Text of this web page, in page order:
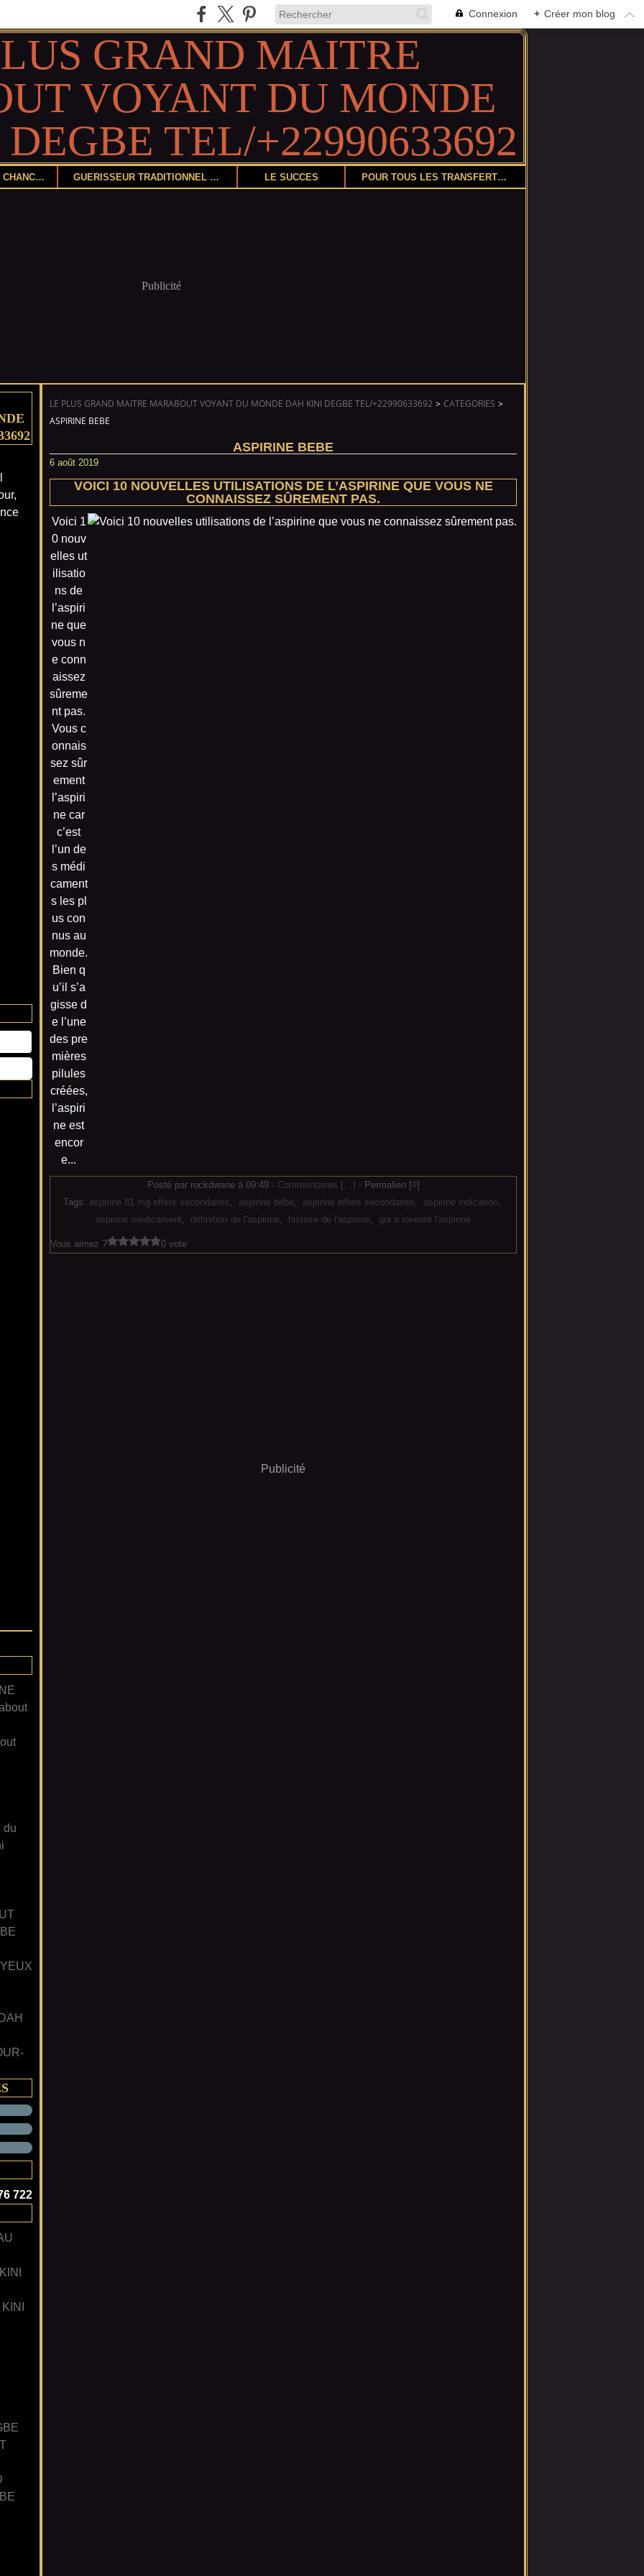
Connexion + Créer mon blog
DEVENIR CHANCEUX GUÉRISSEUR TRADITIONNEL ET HERBORISTE LE SUCCÈS POUR TOUS LES TRANSFERTS DE COLIS
Publicité
du
722
LE PLUS GRAND MAITRE MARABOUT VOYANT DU MONDE DAH KINI DEGBE TEL/+22990633692 > CATEGORIES >
ASPIRINE BEBE
ASPIRINE BEBE
6 août 2019
VOICI 10 NOUVELLES UTILISATIONS DE L’ASPIRINE QUE VOUS NE
CONNAISSEZ SÛREMENT PAS.
Voici 1
0 nouv
elles ut
ilisatio
ns de
l’aspiri
ne que
vous n
e conn
aissez
sûreme
nt pas.
Vous c
onnais
sez sûr
ement
l’aspiri
ne car
c’est
l’un de
s médi
cament
s les pl
us con
nus au
monde.
Bien q
u’il s’a
gisse d
e l’une
des pre
mières
pilules
créées,
l’aspiri
ne est
encor
e...
Posté par rockdwane à 09:49 - Commentaires [ …] - Permalien [#]
Tags: aspirine 81 mg effets secondaires, aspirine bébé, aspirine effets secondaires, aspirine indication,
aspirine médicament, définition de l'aspirine, histoire de l'aspirine, qui a inventé l'aspirine
Vous aimez ? 0 vote
Publicité